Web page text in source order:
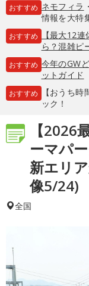
おすすめ ネモフィラ ・
情報を大特
おすすめ
【最大12
ら？混雑ピ
おすすめ 今年のGW
ットガイド
おすすめ 【おうち時
ック！
【2026
ーマパ
新エリ
像5/24)
全国